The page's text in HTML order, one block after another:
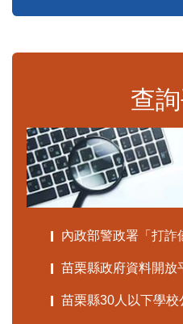
查
內政部警政署「打詐
苗栗縣政府資料開放
苗栗縣30人以下學校